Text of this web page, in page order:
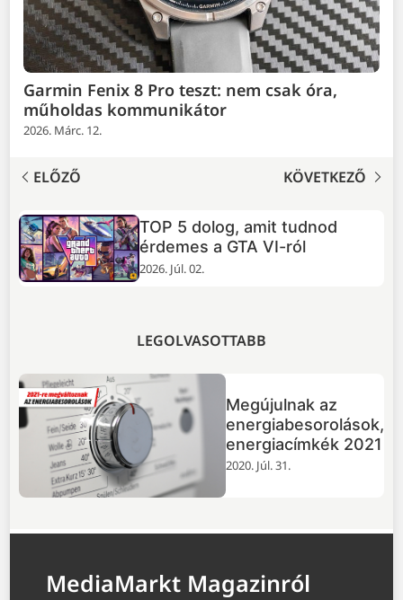
Garmin Fenix 8 Pro teszt: nem csak óra,
műholdas kommunikátor
2026. Márc. 12.
ELŐZŐ KÖVETKEZŐ
TOP 5 dolog, amit tudnod
érdemes a GTA VI-ról
2026. Júl. 02.
LEGOLVASOTTABB
Megújulnak az
energiabesorolások,
energiacímkék 2021
2020. Júl. 31.
MediaMarkt Magazinról